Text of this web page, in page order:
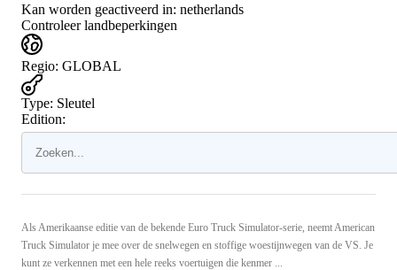
Kan worden geactiveerd in: netherlands
Controleer landbeperkingen
Regio: GLOBAL
Type: Sleutel
Edition:
Als Amerikaanse editie van de bekende Euro Truck Simulator-serie, neemt American
Truck Simulator je mee over de snelwegen en stoffige woestijnwegen van de VS. Je
kunt ze verkennen met een hele reeks voertuigen die kenmer ...